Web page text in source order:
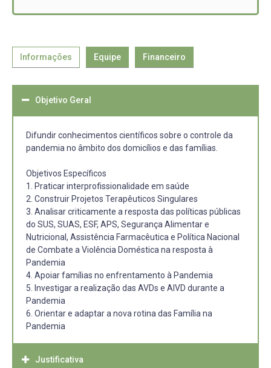
Informações Equipe Financeiro
Objetivo Geral
Difundir conhecimentos científicos sobre o controle da
pandemia no âmbito dos domicílios e das famílias.
Objetivos Específicos
1. Praticar interprofissionalidade em saúde
2. Construir Projetos Terapêuticos Singulares
3. Analisar criticamente a resposta das políticas públicas
do SUS, SUAS, ESF, APS, Segurança Alimentar e
Nutricional, Assistência Farmacêutica e Política Nacional
de Combate a Violência Doméstica na resposta à
Pandemia
4. Apoiar famílias no enfrentamento à Pandemia
5. Investigar a realização das AVDs e AIVD durante a
Pandemia
6. Orientar e adaptar a nova rotina das Família na
Pandemia
Justificativa